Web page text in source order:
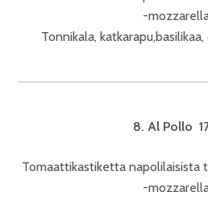
-
Tonnikala,
8. Al Pollo
Tomaattikastiketta napolilaisista
-